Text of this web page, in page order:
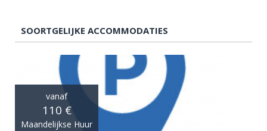
SOORTGELIJKE ACCOMMODATIES
vanaf
110 €
Maandelijkse Huur